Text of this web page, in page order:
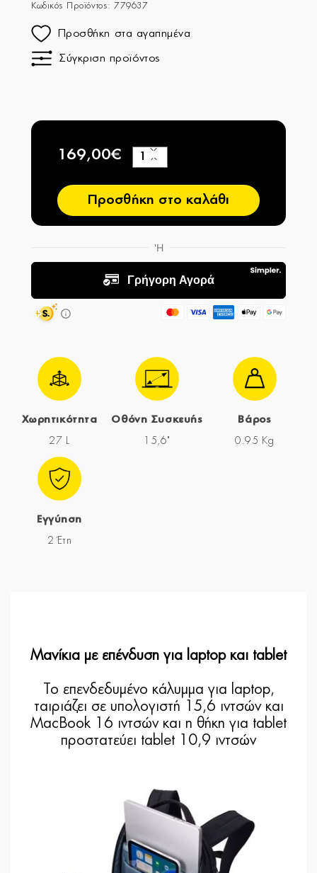
Κωδικός Προϊόντος: 779637
Προσθήκη στα αγαπημένα
Σύγκριση προϊόντος
169,00€
−
+
Προσθήκη στο καλάθι
Χωρητικότητα
27 L
Οθόνη Συσκευής
15,6"
Βάρος
0.95 Kg
Εγγύηση
2 Έτη
Μανίκια με επένδυση για laptop και tablet
Το επενδεδυμένο κάλυμμα για laptop,
ταιριάζει σε υπολογιστή 15,6 ιντσών και
MacBook 16 ιντσών και η θήκη για tablet
προστατεύει tablet 10,9 ιντσών